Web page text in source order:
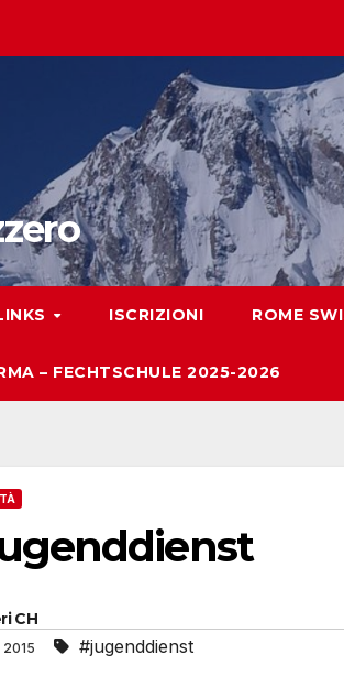
ISCRIZIONI ROME
– FECHTSCHULE 2025-2026
CH
2015 #jugenddienst